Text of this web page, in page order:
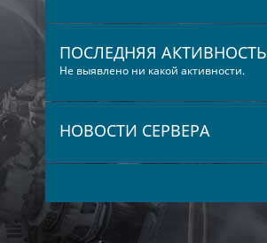
ПОСЛЕДНЯЯ АКТИВНОСТЬ
Не выявлено ни какой активности.
НОВОСТИ СЕРВЕРА